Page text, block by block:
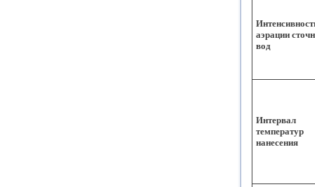
аэрации
вод
Интервал
температур
нанесения